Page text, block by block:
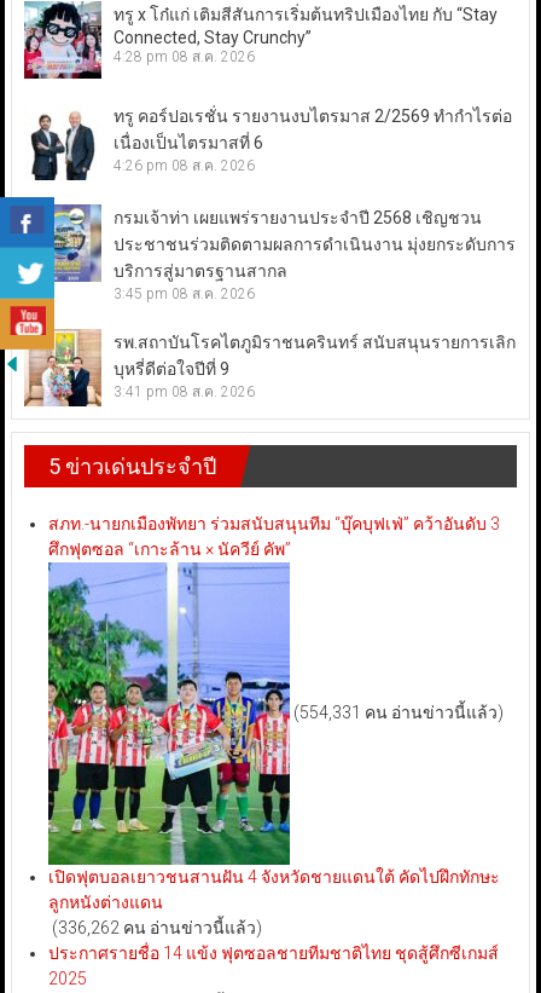
ทรู x โก๋แก่ เติมสีสันการเริ่มต้นทริปเมืองไทย กับ “Stay
Connected, Stay Crunchy”
4:28 pm 08 ส.ค. 2026
ทรู คอร์ปอเรชั่น รายงานงบไตรมาส 2/2569 ทำกำไรต่อ
เนื่องเป็นไตรมาสที่ 6
4:26 pm 08 ส.ค. 2026
กรมเจ้าท่า เผยแพร่รายงานประจำปี 2568 เชิญชวน
ประชาชนร่วมติดตามผลการดำเนินงาน มุ่งยกระดับการ
บริการสู่มาตรฐานสากล
3:45 pm 08 ส.ค. 2026
รพ.สถาบันโรคไตภูมิราชนครินทร์ สนับสนุนรายการเลิก
บุหรี่ดีต่อใจปีที่ 9
3:41 pm 08 ส.ค. 2026
5 ข่าวเด่นประจำปี
สภท.-นายกเมืองพัทยา ร่วมสนับสนุนทีม “บุ๊คบุฟเฟ่” คว้าอันดับ 3
ศึกฟุตซอล “เกาะล้าน × นัควีย์ คัพ”
(554,331 คน อ่านข่าวนี้แล้ว)
เปิดฟุตบอลเยาวชนสานฝัน 4 จังหวัดชายแดนใต้ คัดไปฝึกทักษะ
ลูกหนังต่างแดน
(336,262 คน อ่านข่าวนี้แล้ว)
ประกาศรายชื่อ 14 แข้ง ฟุตซอลชายทีมชาติไทย ชุดสู้ศึกซีเกมส์
2025